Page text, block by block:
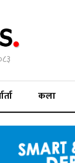
कला